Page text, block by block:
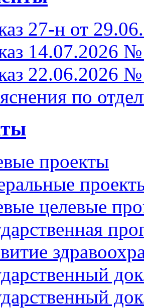
27-н от
14.07.2026
22.06.2026
по
проекты
целевые